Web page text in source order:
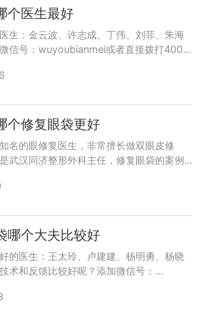
个医生最好
生：金云波、许志成、丁伟、刘菲、朱海
信号：wuyoubianmei或者直接拨打400-
个修复眼袋更好
名的眼修复医生，非常擅长做双眼皮修
武汉同济整形外科主任，修复眼袋的案例
打400-616-6769，查询更多医生口碑和
哪个大夫比较好
的医生：王太玲、卢建建、杨明勇、杨晓
术和反馈比较好呢？添加微信号：